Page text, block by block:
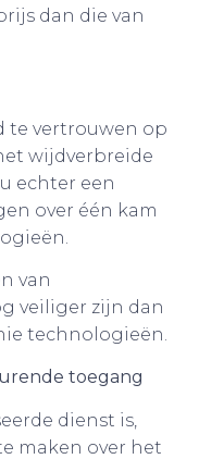
dan die van
te vertrouwen op
wijdverbreide
echter een
over één kam
van
veiliger zijn dan
technologieën.
toegang
dienst is,
maken over het